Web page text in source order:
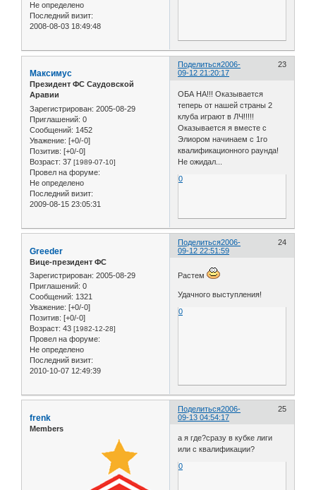
Не определено
Последний визит:
2008-08-03 18:49:48
Поделиться 23
2006-
09-12 21:20:17
Максимус
Президент ФС Саудовской
Аравии
Зарегистрирован: 2005-08-29
Приглашений: 0
Сообщений: 1452
Уважение: [+0/-0]
Позитив: [+0/-0]
Возраст: 37 [1989-07-10]
Провел на форуме:
Не определено
Последний визит:
2009-08-15 23:05:31
ОБА НА!!! Оказывается
теперь от нашей страны 2
клуба играют в ЛЧ!!!!!
Оказывается я вместе с
Элиором начинаем с 1го
квалификационного раунда!
Не ожидал...
0
Поделиться 24
2006-
09-12 22:51:59
Greeder
Вице-президент ФС
Зарегистрирован: 2005-08-29
Приглашений: 0
Сообщений: 1321
Уважение: [+0/-0]
Позитив: [+0/-0]
Возраст: 43 [1982-12-28]
Провел на форуме:
Не определено
Последний визит:
2010-10-07 12:49:39
Растем
Удачного выступления!
0
Поделиться 25
2006-
09-13 04:54:17
frenk
Members
а я где?сразу в кубке лиги
или с квалификации?
0